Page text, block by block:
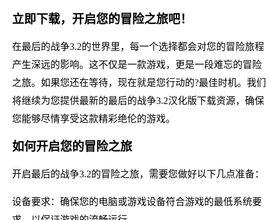
立即下载，开启您的冒险之旅吧！
在最后的战争3.2的世界里，每一个选择都会对您的冒险旅程
产生深远的影响。这不仅是一款游戏，更是一段难忘的冒险
之旅。如果您还在等待，现在就是您行动的?最佳时机。我们
将继续为您提供最新的最后的战争3.2汉化版下载资源，确保
您能够尽情享受这款精彩绝伦的游戏。
如何开启您的冒险之旅
开启最后的战争3.2的冒险之旅，需要您做好以下几点准备：
设备要求：确保您的电脑或游戏设备符合游戏的最低系统要